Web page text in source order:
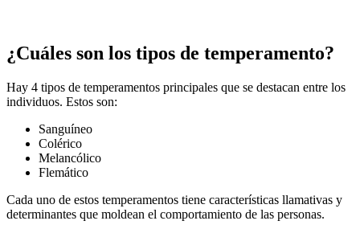
¿Cuáles son los tipos de temperamento?
Hay 4 tipos de temperamentos principales que se destacan entre los
individuos. Estos son:
Sanguíneo
Colérico
Melancólico
Flemático
Cada uno de estos temperamentos tiene características llamativas y
determinantes que moldean el comportamiento de las personas.